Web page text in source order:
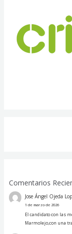
Comentarios
Jose Ángel Ojeda
1 de marzo de 2026
El candidato con las
Marmolejo,con una